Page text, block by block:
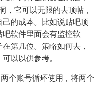
，它可以无限的去顶帖，
的成本。比如说贴吧顶
软件里面会有监控软
第几位。策略如何去，
以以供参考。
个账号循环使用，将两个